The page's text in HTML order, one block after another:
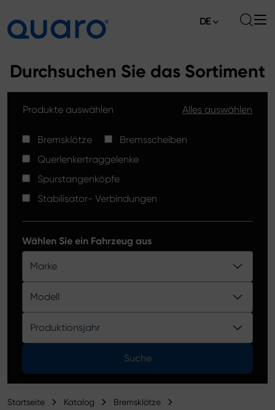
Bremsklötze
Bremsscheiben High Carbon
Spurstangenköpfe
Bremsklötze Silver Ceramic
Produktkatalog
Aktuelles
Verkaufsstellen
Kontakt
DE
Durchsuchen Sie das Sortiment
Produkte auswählen Alles auswählen
Bremsklötze
Bremsscheiben
Querlenkertraggelenke
Spurstangenköpfe
Stabilisator- Verbindungen
Wählen Sie ein Fahrzeug aus
Marke
Modell
Produktionsjahr
Suche
Startseite Katalog Bremsklötze